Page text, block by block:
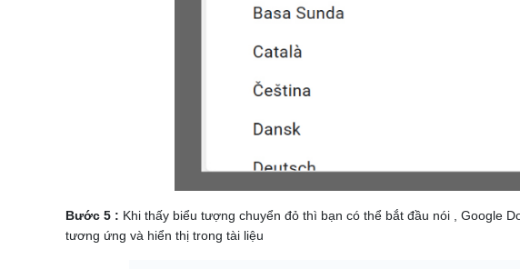
Bước 5 : Khi thấy biểu tượng chuyển đỏ thì bạn có thể bắt đầu nói , Google
tương ứng và hiển thị trong tài liệu